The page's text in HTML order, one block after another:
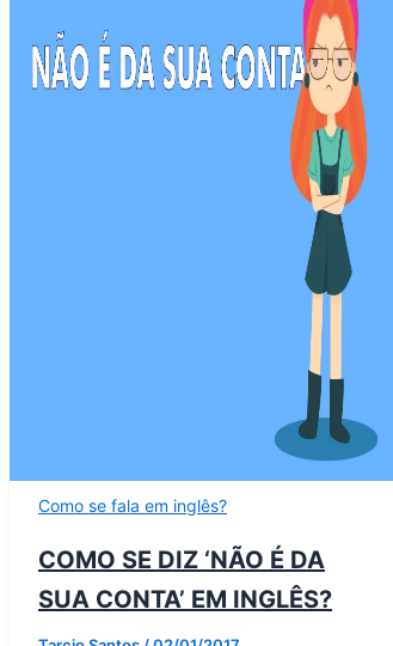
Como se fala em inglês?
COMO SE DIZ ‘NÃO É DA
SUA CONTA’ EM INGLÊS?